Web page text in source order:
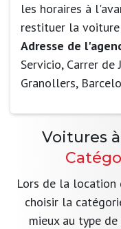
les horaires à
restituer la voiture
Adresse de
Servicio, Carrer de
Granollers,
Voitures
Lors de la
choisir la
mieux au type